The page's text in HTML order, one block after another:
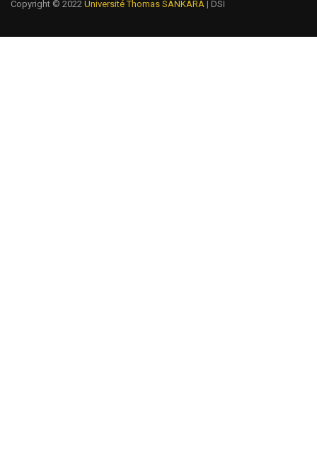
Copyright © 2022 Université Thomas SANKARA | DSI